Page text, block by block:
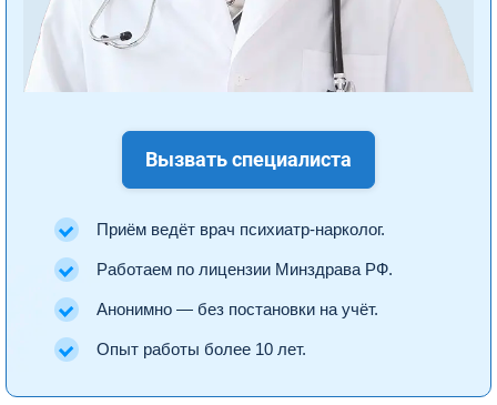
Вызвать специалиста
Приём ведёт врач психиатр-нарколог.
Работаем по лицензии Минздрава РФ.
Анонимно — без постановки на учёт.
Опыт работы более 10 лет.